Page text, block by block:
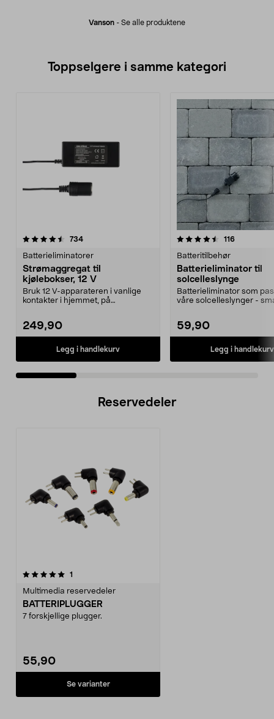
Vanson - Se alle produktene
Toppselgere i samme kategori
734anmeldelser
Batterieliminatorer
Strømaggregat til
kjølebokser, 12 V
Bruk 12 V-apparateren i vanlige
kontakter i hjemmet, på
249,90
Legg i handlekurv
4.5 av 5 stjerner 116
Batteritilbehør
Batterieliminator til
solcelleslynge
Batterieliminator som
våre solcelleslynger -
59,90
Legg i handlekurv
4.5 av 5 stjerner
Reservedeler
1
Multimedia reservedeler
BATTERIPLUGGER
7 forskjellige plugger.
55,90
Se varianter